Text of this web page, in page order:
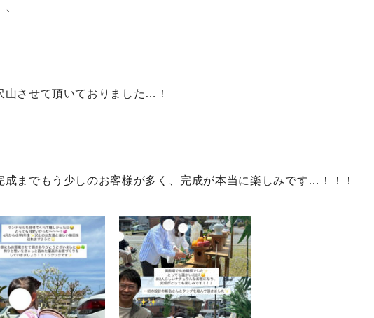
させて頂いておりました…！
までもう少しのお客様が多く、完成が本当に楽しみです…！！！